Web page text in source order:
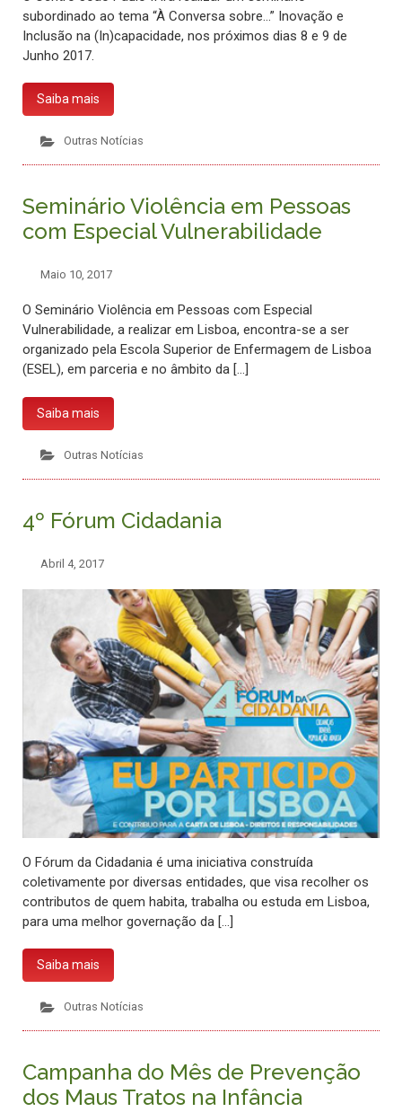
subordinado ao tema “À Conversa sobre…” Inovação e
Inclusão na (In)capacidade, nos próximos dias 8 e 9 de
Junho 2017.
Saiba mais
Outras Notícias
Seminário Violência em Pessoas
com Especial Vulnerabilidade
Maio 10, 2017
O Seminário Violência em Pessoas com Especial
Vulnerabilidade, a realizar em Lisboa, encontra-se a ser
organizado pela Escola Superior de Enfermagem de Lisboa
(ESEL), em parceria e no âmbito da […]
Saiba mais
Outras Notícias
4º Fórum Cidadania
Abril 4, 2017
O Fórum da Cidadania é uma iniciativa construída
coletivamente por diversas entidades, que visa recolher os
contributos de quem habita, trabalha ou estuda em Lisboa,
para uma melhor governação da […]
Saiba mais
Outras Notícias
Campanha do Mês de Prevenção
dos Maus Tratos na Infância